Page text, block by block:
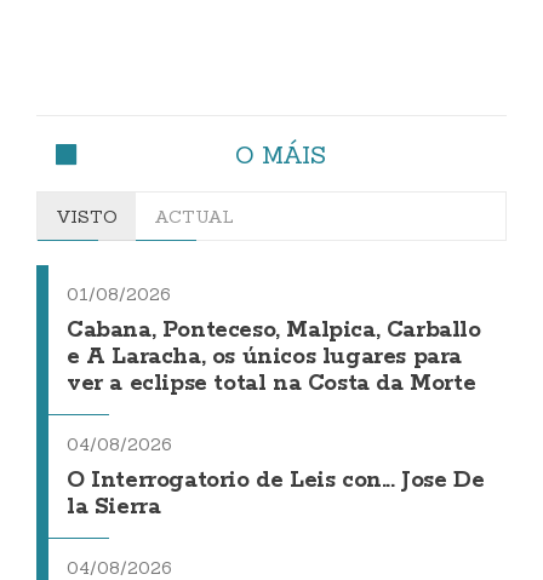
O MÁIS
VISTO ACTUAL
01/08/2026
Cabana, Ponteceso, Malpica, Carballo
e A Laracha, os únicos lugares para
ver a eclipse total na Costa da Morte
04/08/2026
O Interrogatorio de Leis con... Jose De
la Sierra
04/08/2026